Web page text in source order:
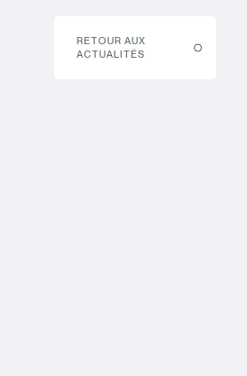
RETOUR AUX
ACTUALITÉS